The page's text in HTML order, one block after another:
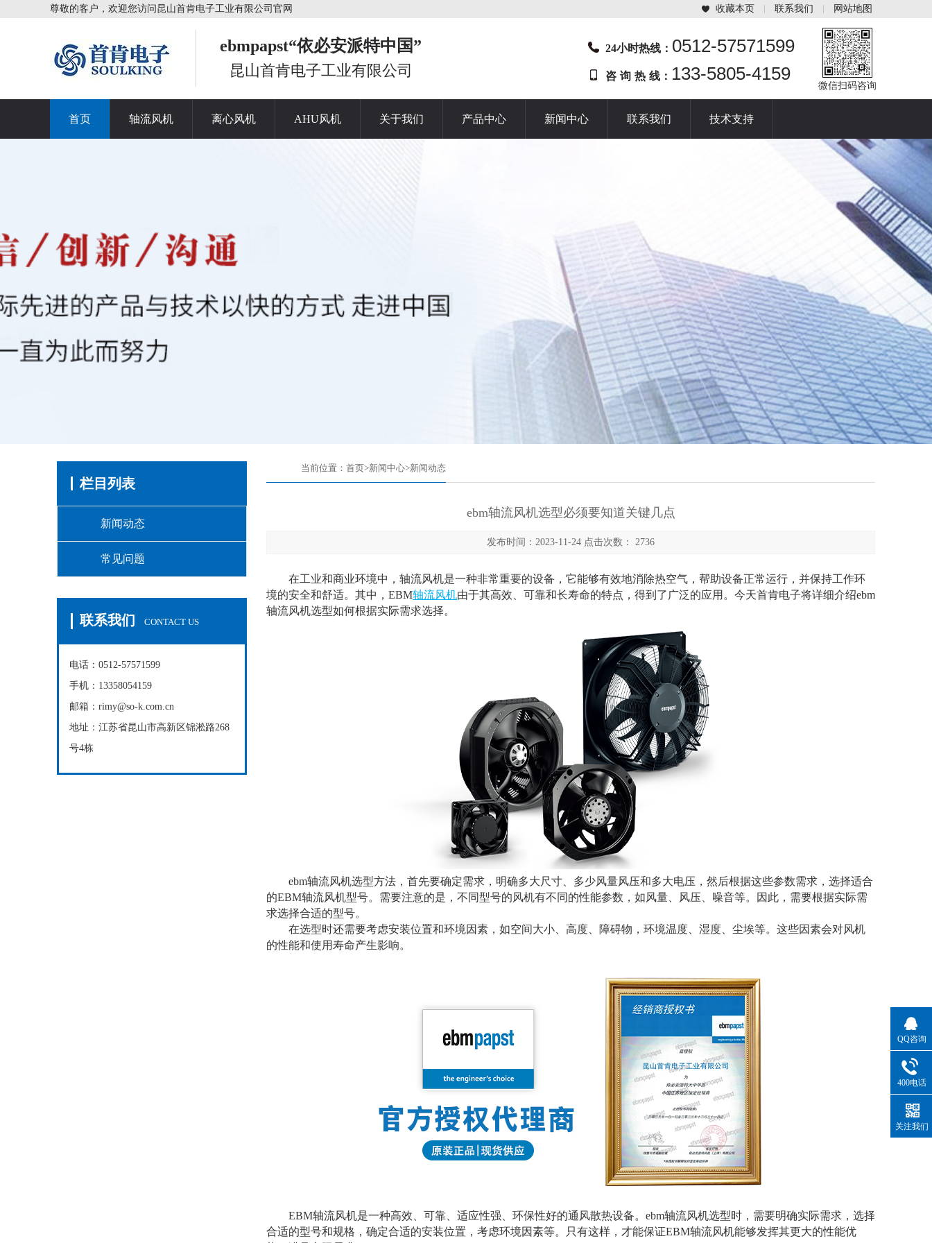
尊敬的客户，欢迎您访问昆山首肯电子工业有限公司官网 收藏本页 联系我们 网站地图
ebmpapst“依必安派特中国”
昆山首肯电子工业有限公司
24小时热线： 0512-57571599
咨 询 热 线： 133-5805-4159
微信扫码咨询
首页 轴流风机 离心风机 AHU风机 关于我们 产品中心 新闻中心 联系我们 技术支持
栏目列表
新闻动态
常见问题
联系我们 CONTACT US
电话：0512-57571599
手机：13358054159
邮箱：rimy@so-k.com.cn
地址：江苏省昆山市高新区锦淞路268
号4栋
当前位置： 首页>新闻中心>新闻动态
ebm轴流风机选型必须要知道关键几点
发布时间：2023-11-24 点击次数： 2736
在工业和商业环境中，轴流风机是一种非常重要的设备，它能够有效地消除热空气，帮助设备正常运行，并保持工作环
境的安全和舒适。其中，EBM轴流风机由于其高效、可靠和长寿命的特点，得到了广泛的应用。今天首肯电子将详细介绍ebm
轴流风机选型如何根据实际需求选择。
ebm轴流风机选型方法，首先要确定需求，明确多大尺寸、多少风量风压和多大电压，然后根据这些参数需求，选择适合
的EBM轴流风机型号。需要注意的是，不同型号的风机有不同的性能参数，如风量、风压、噪音等。因此，需要根据实际需
求选择合适的型号。
在选型时还需要考虑安装位置和环境因素，如空间大小、高度、障碍物，环境温度、湿度、尘埃等。这些因素会对风机
的性能和使用寿命产生影响。
EBM轴流风机是一种高效、可靠、适应性强、环保性好的通风散热设备。ebm轴流风机选型时，需要明确实际需求，选择
合适的型号和规格，确定合适的安装位置，考虑环境因素等。只有这样，才能保证EBM轴流风机能够发挥其更大的性能优
QQ咨询
400电话
关注我们